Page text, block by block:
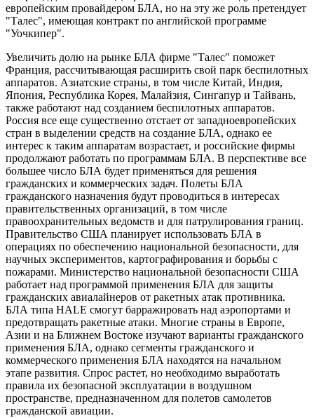
европейским провайдером БЛА, но на эту же роль претендует
"Талес", имеющая контракт по английской программе
"Уочкипер".
Увеличить долю на рынке БЛА фирме "Талес" поможет
Франция, рассчитывающая расширить свой парк беспилотных
аппаратов. Азиатские страны, в том числе Китай, Индия,
Япония, Республика Корея, Малайзия, Сингапур и Тайвань,
также работают над созданием беспилотных аппаратов.
Россия все еще существенно отстает от западноевропейских
стран в выделении средств на создание БЛА, однако ее
интерес к таким аппаратам возрастает, и российские фирмы
продолжают работать по программам БЛА. В перспективе все
большее число БЛА будет применяться для решения
гражданских и коммерческих задач. Полеты БЛА
гражданского назначения будут проводиться в интересах
правительственных организаций, в том числе
правоохранительных ведомств и для патрулирования границ.
Правительство США планирует использовать БЛА в
операциях по обеспечению национальной безопасности, для
научных экспериментов, картографирования и борьбы с
пожарами. Министерство национальной безопасности США
работает над программой применения БЛА для защиты
гражданских авиалайнеров от ракетных атак противника.
БЛА типа HALE смогут барражировать над аэропортами и
предотвращать ракетные атаки. Многие страны в Европе,
Азии и на Ближнем Востоке изучают варианты гражданского
применения БЛА, однако сегменты гражданского и
коммерческого применения БЛА находятся на начальном
этапе развития. Спрос растет, но необходимо выработать
правила их безопасной эксплуатации в воздушном
пространстве, предназначенном для полетов самолетов
гражданской авиации.